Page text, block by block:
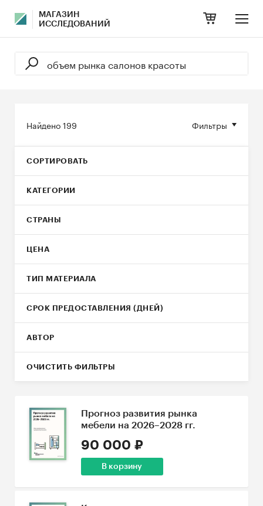
МАГАЗИН
ИССЛЕДОВАНИЙ
Фильтры
Найдено199
СОРТИРОВАТЬ
КАТЕГОРИИ
СТРАНЫ
ЦЕНА
ТИП МАТЕРИАЛА
СРОК ПРЕДОСТАВЛЕНИЯ (ДНЕЙ)
АВТОР
ОЧИСТИТЬ ФИЛЬТРЫ
Прогноз развития рынка
мебели на 2026–2028 гг.
90 000 ₽
В корзину